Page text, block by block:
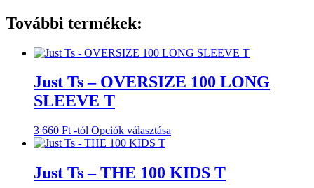
További termékek:
Just Ts – OVERSIZE 100 LONG
SLEEVE T
3 660 Ft -tól Opciók választása
több
variációja
Just Ts – THE 100 KIDS T